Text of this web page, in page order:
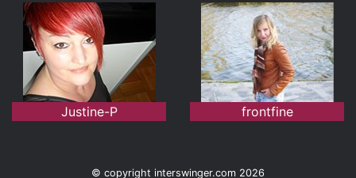
Justine-P frontfine
© copyright interswinger.com 2026